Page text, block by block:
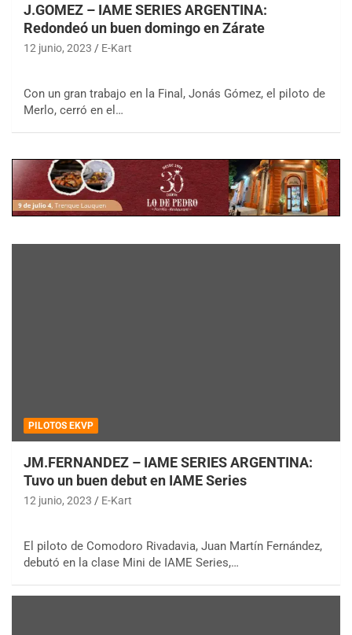
J.GOMEZ – IAME SERIES ARGENTINA:
Redondeó un buen domingo en Zárate
12 junio, 2023 E-Kart
Con un gran trabajo en la Final, Jonás Gómez, el piloto de
Merlo, cerró en el…
PILOTOS EKVP
JM.FERNANDEZ – IAME SERIES ARGENTINA:
Tuvo un buen debut en IAME Series
12 junio, 2023 E-Kart
El piloto de Comodoro Rivadavia, Juan Martín Fernández,
debutó en la clase Mini de IAME Series,…